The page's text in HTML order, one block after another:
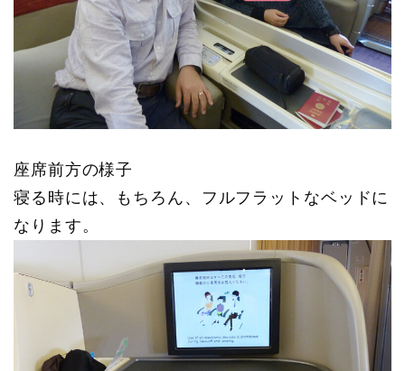
座席前方の様子
寝る時には、もちろん、フルフラットなベッドに
なります。